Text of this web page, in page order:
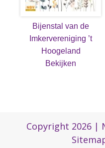
Bijenstal van de
Imkervereniging ’t
Hoogeland
Bekijken
Copyright 2026 |